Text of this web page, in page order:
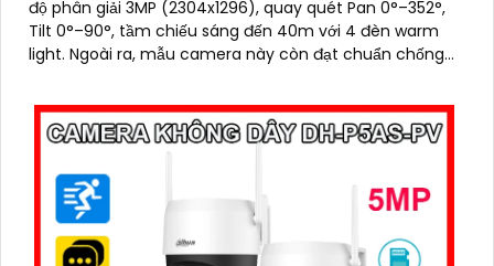
độ phân giải 3MP (2304x1296), quay quét Pan 0°–352°,
Tilt 0°–90°, tầm chiếu sáng đến 40m với 4 đèn warm
light. Ngoài ra, mẫu camera này còn đạt chuẩn chống